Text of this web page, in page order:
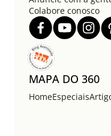
Colabore conosco
MAPA DO 360
HomeEspeciais